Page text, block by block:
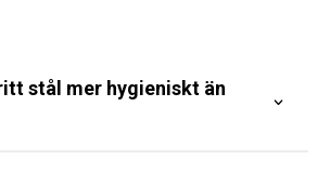
stål mer hygieniskt än